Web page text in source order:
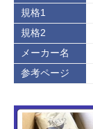
規格1
規格2
メーカー名
参考ページ